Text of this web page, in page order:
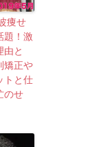
痩せ
題！激
由と
矯正や
トと仕
のせ